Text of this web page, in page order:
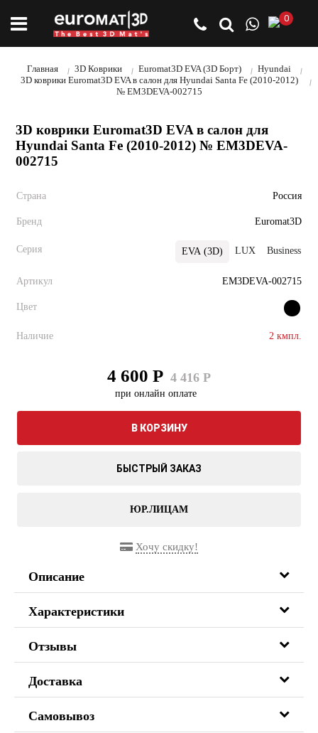
0
Главная 3D Коврики Euromat3D EVA (3D Борт)
Hyundai
3D коврики Euromat3D EVA в салон для Hyundai Santa Fe (2010-2012)
№ EM3DEVA-002715
3D коврики Euromat3D EVA в салон для
Hyundai Santa Fe (2010-2012) № EM3DEVA-
002715
Страна Россия
Бренд Euromat3D
Серия EVA (3D) LUX Business
Артикул EM3DEVA-002715
Цвет
Наличие 2 кмпл.
4 600 Р 4 416 Р
при онлайн оплате
В КОРЗИНУ
БЫСТРЫЙ ЗАКАЗ
ЮР.ЛИЦАМ
Хочу скидку!
Описание
Характеристики
Отзывы
Доставка
Самовывоз